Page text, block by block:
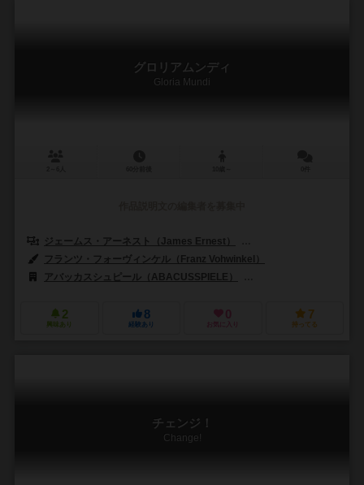
グロリアムンディ
Gloria Mundi
ジェームス・アーネスト（James Ernest）
フランツ・フォーヴィンケル（Franz Vohwinkel）
アバッカスシュピール（ABACUSSPIELE）
2
興味あり
8
経験あり
0
お気に入り
7
持ってる
チェンジ！
Change!